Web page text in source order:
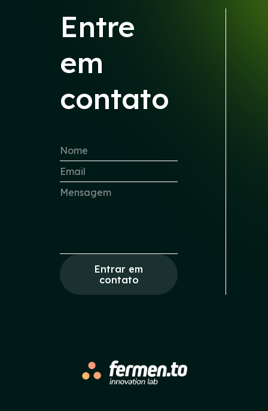
Entre
em
contato
Entrar em
contato